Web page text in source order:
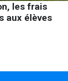
les frais
aux élèves